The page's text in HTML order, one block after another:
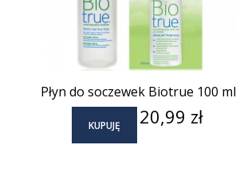
Płyn do soczewek Biotrue 100 ml
KUPUJĘ Cena
20,99 zł